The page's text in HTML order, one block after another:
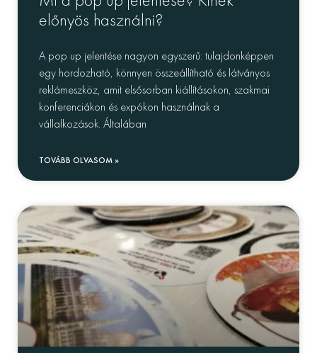
előnyös használni?
A pop up jelentése nagyon egyszerű: tulajdonképpen
egy hordozható, könnyen összeállítható és látványos
reklámeszköz, amit elsősorban kiállításokon, szakmai
konferenciákon és expókon használnak a
vállalkozások. Általában
TOVÁBB OLVASOM »